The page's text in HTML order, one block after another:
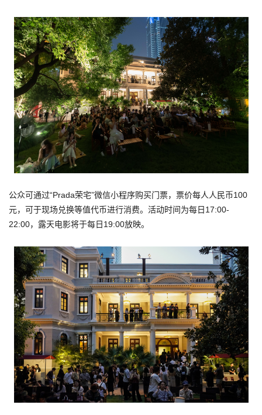
公众可通过“Prada荣宅”微信小程序购买门票，票价每人人民币100
元，可于现场兑换等值代币进行消费。活动时间为每日17:00-
22:00，露天电影将于每日19:00放映。